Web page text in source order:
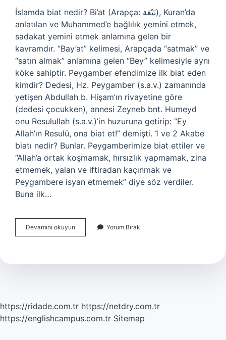
İslamda biat nedir? Bi’at (Arapça: بَيْعَة), Kuran’da
anlatılan ve Muhammed’e bağlılık yemini etmek,
sadakat yemini etmek anlamına gelen bir
kavramdır. “Bay’at” kelimesi, Arapçada “satmak” ve
“satın almak” anlamına gelen “Bey” kelimesiyle aynı
köke sahiptir. Peygamber efendimize ilk biat eden
kimdir? Dedesi, Hz. Peygamber (s.a.v.) zamanında
yetişen Abdullah b. Hişam’ın rivayetine göre
(dedesi çocukken), annesi Zeyneb bnt. Humeyd
onu Resulullah (s.a.v.)’in huzuruna getirip: “Ey
Allah’ın Resulü, ona biat et!” demişti. 1 ve 2 Akabe
biatı nedir? Bunlar. Peygamberimize biat ettiler ve
“Allah’a ortak koşmamak, hırsızlık yapmamak, zina
etmemek, yalan ve iftiradan kaçınmak ve
Peygambere isyan etmemek” diye söz verdiler.
Buna ilk…
Devamını okuyun
Tarihindeki
Nedir
Yorum Bırak
https://ridade.com.tr https://netdry.com.tr
https://englishcampus.com.tr Sitemap